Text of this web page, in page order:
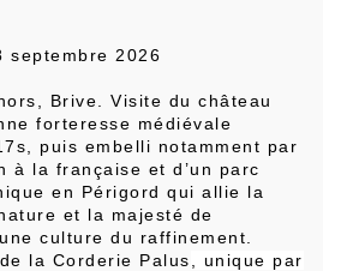
septembre 2026
Brive. Visite du château
forteresse médiévale
puis embelli notamment par
à la française et d’un parc
en Périgord qui allie la
et la majesté de
culture du raffinement.
la Corderie Palus
, unique par